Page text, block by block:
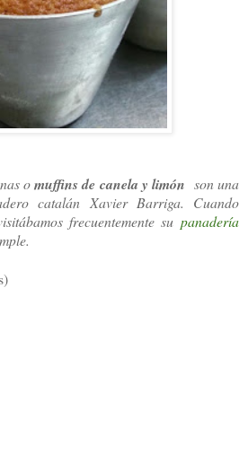
omuffins de canela y limón son una
catalán Xavier Barriga. Cuando
frecuentemente su panadería